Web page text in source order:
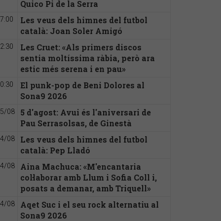
Quico Pi de la Serra
Les veus dels himnes del futbol
català: Joan Soler Amigó
Les Cruet: «Als primers discos
sentia moltíssima ràbia, però ara
estic més serena i en pau»
El punk-pop de Beni Dolores al
Sona9 2026
08
5 d'agost: Avui és l'aniversari de
Pau Serrasolsas, de Ginestà
08
Les veus dels himnes del futbol
català: Pep Lladó
08
Aina Machuca: «M'encantaria
col·laborar amb Llum i Sofia Coll i,
posats a demanar, amb Triquell»
08
Aqet Suc i el seu rock alternatiu al
Sona9 2026